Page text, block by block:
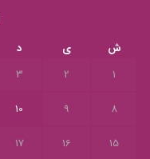
ش
ی د
1
2
3
8
9
10
15
16
17